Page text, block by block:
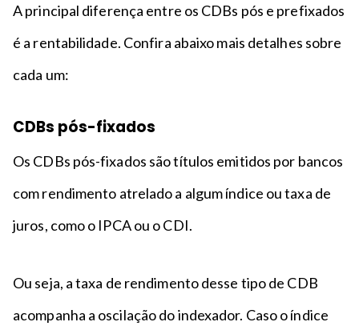
A principal diferença entre os CDBs pós e prefixados
é a rentabilidade. Confira abaixo mais detalhes sobre
cada um:
CDBs pós-fixados
Os CDBs pós-fixados são títulos emitidos por bancos
com rendimento atrelado a algum índice ou taxa de
juros, como o IPCA ou o CDI.
Ou seja, a taxa de rendimento desse tipo de CDB
acompanha a oscilação do indexador. Caso o índice